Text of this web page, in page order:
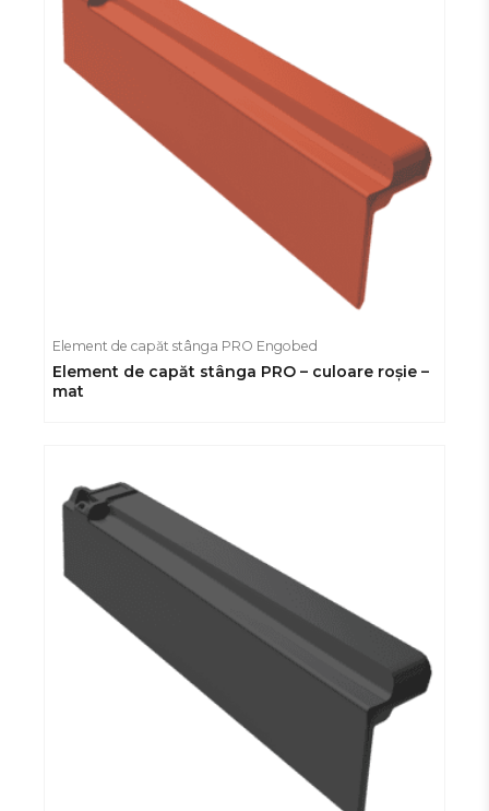
Element de capăt stânga PRO Engobed
Element de capăt stânga PRO – culoare roșie –
mat